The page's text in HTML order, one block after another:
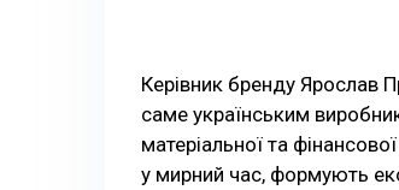
Керівник бренду Ярослав
саме українським
матеріальної та
у мирний час, формують